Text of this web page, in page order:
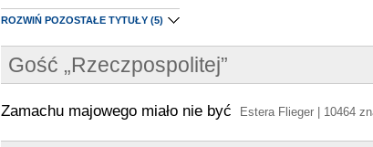
ROZWIŃ POZOSTAŁE TYTUŁY (5)
Gość „Rzeczpospolitej”
Zamachu majowego miało nie być Estera Flieger | 10464